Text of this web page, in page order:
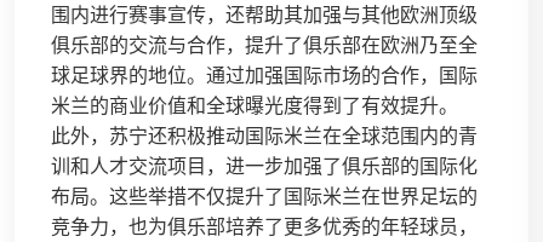
围内进行赛事宣传，还帮助其加强与其他欧洲顶级
俱乐部的交流与合作，提升了俱乐部在欧洲乃至全
球足球界的地位。通过加强国际市场的合作，国际
米兰的商业价值和全球曝光度得到了有效提升。
此外，苏宁还积极推动国际米兰在全球范围内的青
训和人才交流项目，进一步加强了俱乐部的国际化
布局。这些举措不仅提升了国际米兰在世界足坛的
竞争力，也为俱乐部培养了更多优秀的年轻球员，